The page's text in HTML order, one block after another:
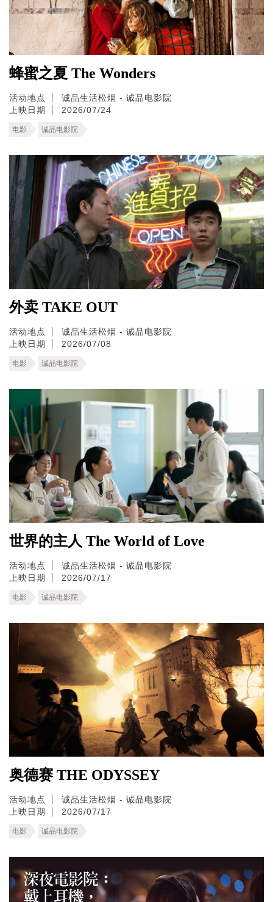
蜂蜜之夏 The Wonders
活动地点
诚品生活松烟 - 诚品电影院
上映日期
2026/07/24
电影 诚品电影院
外卖 TAKE OUT
活动地点
诚品生活松烟 - 诚品电影院
上映日期
2026/07/08
电影 诚品电影院
世界的主人 The World of Love
活动地点
诚品生活松烟 - 诚品电影院
上映日期
2026/07/17
电影 诚品电影院
奥德赛 THE ODYSSEY
活动地点
诚品生活松烟 - 诚品电影院
上映日期
2026/07/17
电影 诚品电影院